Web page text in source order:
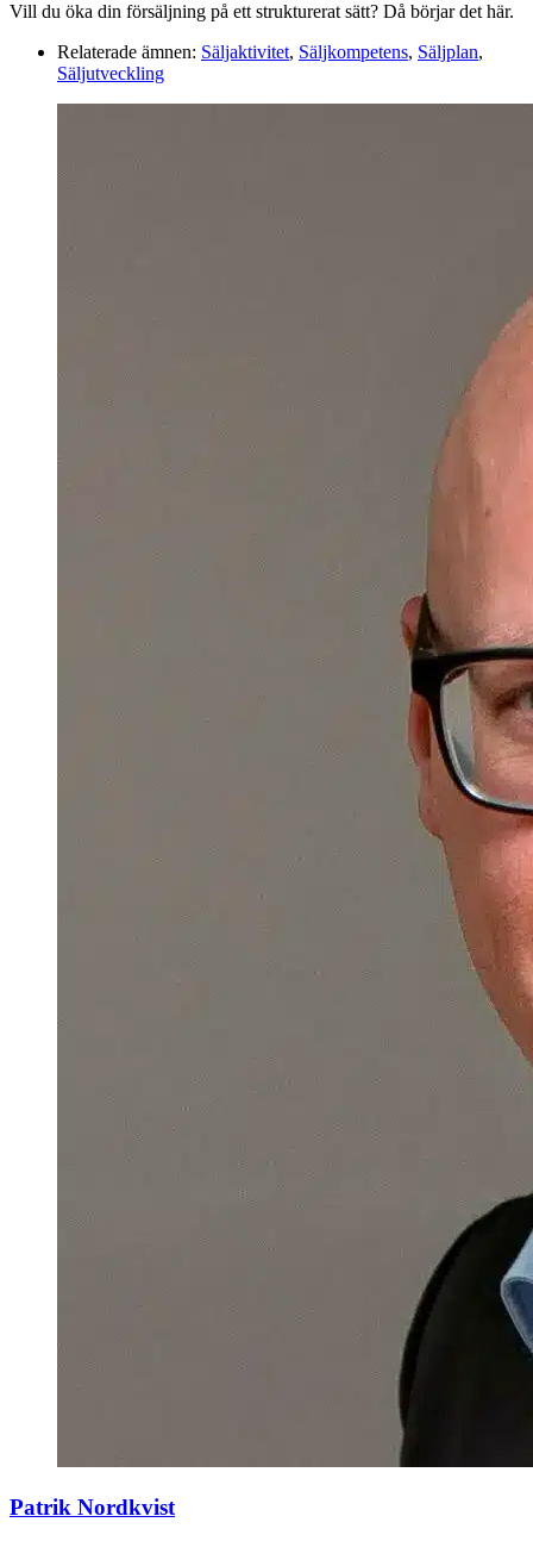
Vill du öka din försäljning på ett strukturerat sätt? Då börjar det här.
Relaterade ämnen: Säljaktivitet, Säljkompetens, Säljplan,
Säljutveckling
Patrik Nordkvist